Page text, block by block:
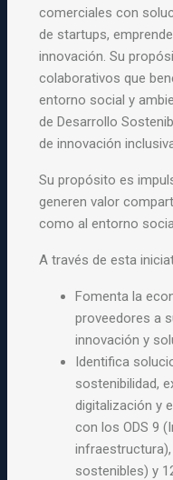
comerciales con
de startups,
innovación. Su
colaborativos que
entorno social y
de Desarrollo
de innovación
Su propósito es
generen valor
como al entorno
A través de esta
Fomenta la
proveedores a
innovación y
Identifica
sostenibilidad,
digitalización y
con los ODS 9
sostenibles) y